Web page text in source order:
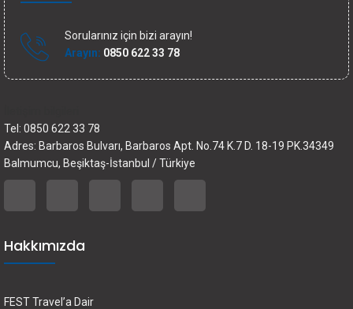
Sorularınız için bizi arayın!
Arayın: 0850 622 33 78
Tel: 0850 622 33 78
Adres: Barbaros Bulvarı, Barbaros Apt. No.74 K.7 D. 18-19 PK.34349
Balmumcu, Beşiktaş-İstanbul / Türkiye
Hakkımızda
FEST Travel’a Dair